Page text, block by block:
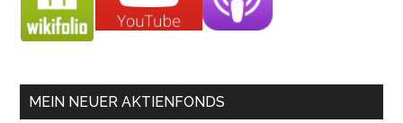
MEIN NEUER AKTIENFONDS